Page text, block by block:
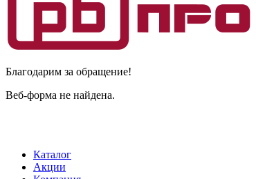
Благодарим за обращение!
Веб-форма не найдена.
Каталог
Акции